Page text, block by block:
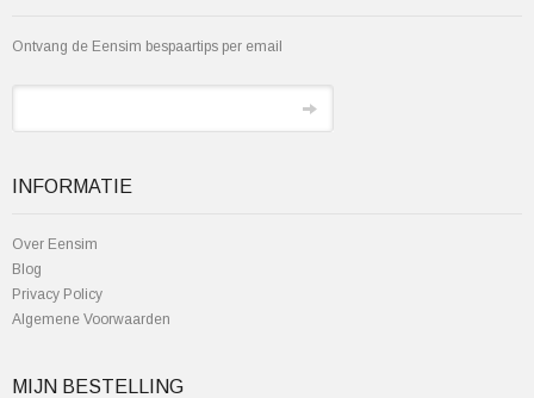
Ontvang de Eensim bespaartips per email
INFORMATIE
Over Eensim
Blog
Privacy Policy
Algemene Voorwaarden
MIJN BESTELLING